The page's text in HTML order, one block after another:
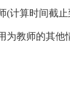
(计算时间截止
为教师的其他